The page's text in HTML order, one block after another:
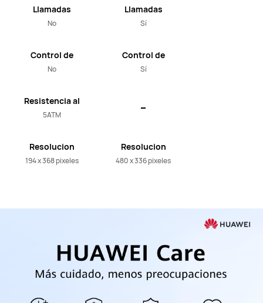
Llamadas
No
Control de
música
No
Resistencia al
agua
5ATM
Resolucion
194 x 368 pixeles
Llamadas
Sí
Control de
música
Sí
Resolucion
480 x 336 pixeles